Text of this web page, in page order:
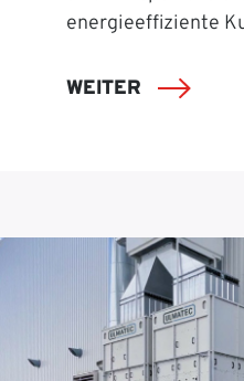
energieeffiziente
WEITER